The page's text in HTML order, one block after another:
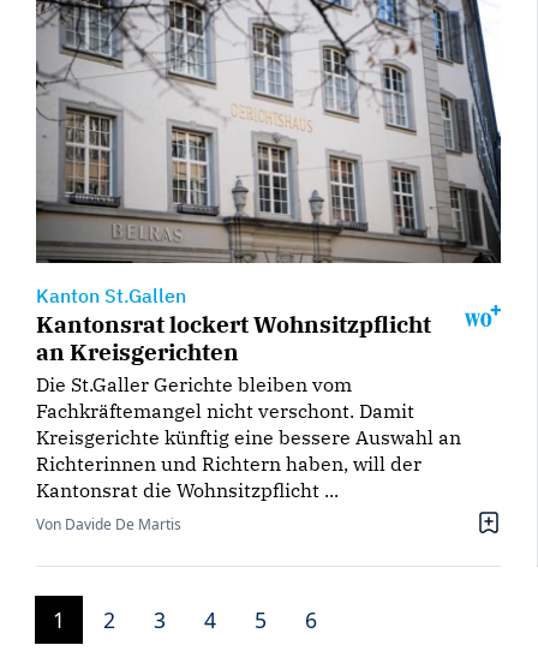
Kanton St.Gallen
Kantonsrat lockert Wohnsitzpflicht
an Kreisgerichten
Die St.Galler Gerichte bleiben vom
Fachkräftemangel nicht verschont. Damit
Kreisgerichte künftig eine bessere Auswahl an
Richterinnen und Richtern haben, will der
Kantonsrat die Wohnsitzpflicht ...
Von Davide De Martis
1 2 3 4 5 6